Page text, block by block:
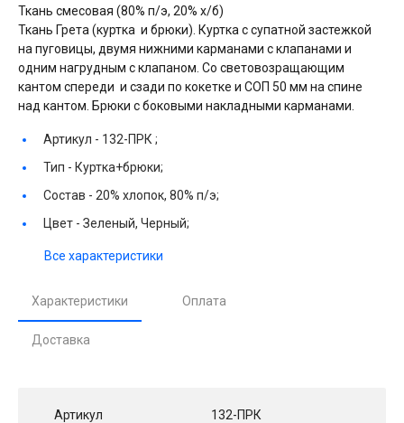
Ткань смесовая (80% п/э, 20% х/б)
Ткань Грета (куртка и брюки). Куртка с супатной застежкой
на пуговицы, двумя нижними карманами с клапанами и
одним нагрудным с клапаном. Со световозращающим
кантом спереди и сзади по кокетке и СОП 50 мм на спине
над кантом. Брюки с боковыми накладными карманами.
Артикул - 132-ПРК ;
Тип - Куртка+брюки;
Состав - 20% хлопок, 80% п/э;
Цвет - Зеленый, Черный;
Все характеристики
Характеристики Оплата
Доставка
Артикул 132-ПРК